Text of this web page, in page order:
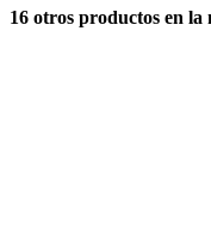
16 otros productos en la